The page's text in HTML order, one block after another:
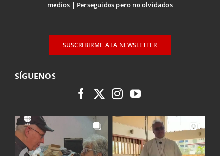
medios
Perseguidos pero no olvidados
SUSCRIBIRME A LA NEWSLETTER
SÍGUENOS